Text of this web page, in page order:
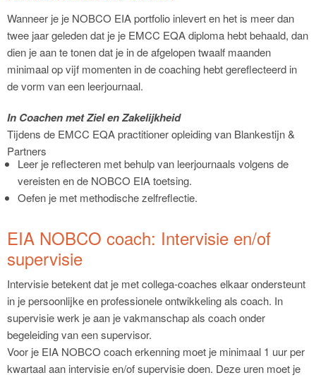
Wanneer je je NOBCO EIA portfolio inlevert en het is meer dan
twee jaar geleden dat je je EMCC EQA diploma hebt behaald, dan
dien je aan te tonen dat je in de afgelopen twaalf maanden
minimaal op vijf momenten in de coaching hebt gereflecteerd in
de vorm van een leerjournaal.
In Coachen met Ziel en Zakelijkheid
Tijdens de EMCC EQA practitioner opleiding van Blankestijn &
Partners
Leer je reflecteren met behulp van leerjournaals volgens de
vereisten en de NOBCO EIA toetsing.
Oefen je met methodische zelfreflectie.
EIA NOBCO coach: Intervisie en/of
supervisie
Intervisie betekent dat je met collega-coaches elkaar ondersteunt
in je persoonlijke en professionele ontwikkeling als coach. In
supervisie werk je aan je vakmanschap als coach onder
begeleiding van een supervisor.
Voor je EIA NOBCO coach erkenning moet je minimaal 1 uur per
kwartaal aan intervisie en/of supervisie doen. Deze uren moet je